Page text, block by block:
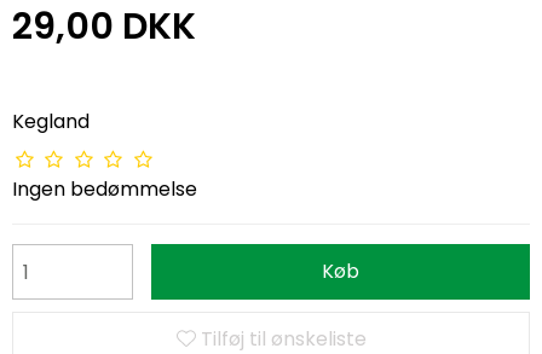
29,00 DKK
Kegland
Ingen bedømmelse
Køb
Tilføj til ønskeliste